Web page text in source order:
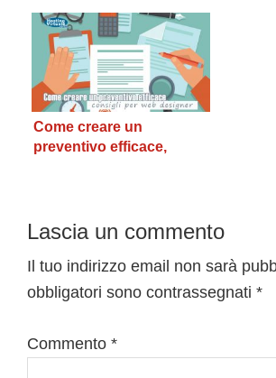
Come creare un
preventivo efficace,
Interazioni
del
lettore
Lascia un commento
Il tuo indirizzo email non sarà
obbligatori sono contrassegnati *
Commento *